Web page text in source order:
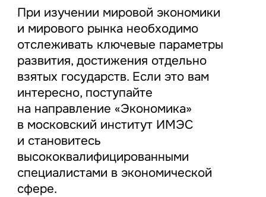
При изучении мировой экономики
и мирового рынка необходимо
отслеживать ключевые параметры
развития, достижения отдельно
взятых государств. Если это вам
интересно, поступайте
на направление «Экономика»
в московский институт ИМЭС
и становитесь
высококвалифицированными
специалистами в экономической
сфере.